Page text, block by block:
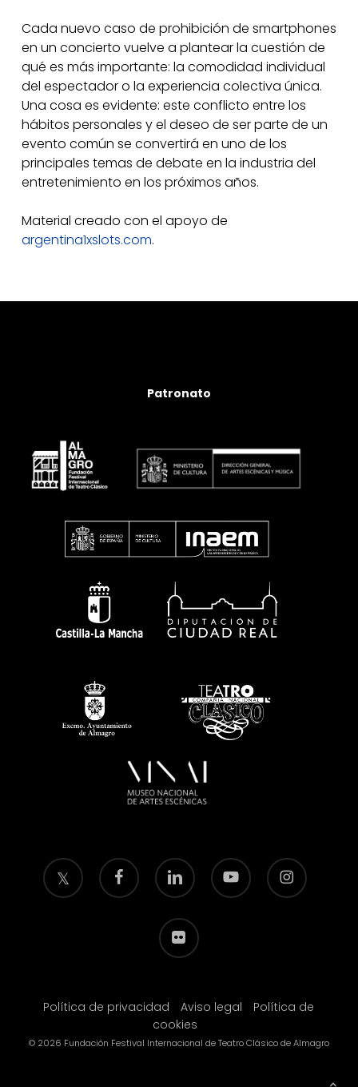
Cada nuevo caso de prohibición de smartphones
en un concierto vuelve a plantear la cuestión de
qué es más importante: la comodidad individual
del espectador o la experiencia colectiva única.
Una cosa es evidente: este conflicto entre los
hábitos personales y el deseo de ser parte de un
evento común se convertirá en uno de los
principales temas de debate en la industria del
entretenimiento en los próximos años.
Material creado con el apoyo de
argentina1xslots.com.
Patronato
twitter facebook linkedin youtube instagram
flickr
Política de privacidad Aviso legal
Política de
cookies
© 2026 Fundación Festival Internacional de Teatro Clásico de Almagro